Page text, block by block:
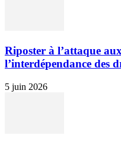
Riposter à l’attaque
l’interdépendance des
5 juin 2026